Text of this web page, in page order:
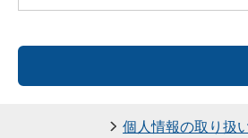
個人情報の取り扱